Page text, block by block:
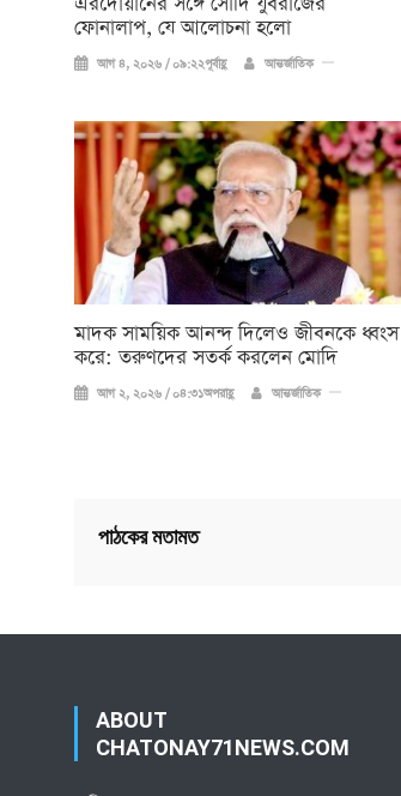
ফোনালাপ, যে আলোচনা হলো
আগ ৪, ২০২৬ / ০৯:২২পূর্বাহ্ণ আন্তর্জাতিক
মাদক সাময়িক আনন্দ দিলেও জীবনকে ধ্বংস
করে: তরুণদের সতর্ক করলেন মোদি
আগ ২, ২০২৬ / ০৪:৩১অপরাহ্ণ আন্তর্জাতিক
পাঠকের মতামত
ABOUT
CHATONAY71NEWS.COM